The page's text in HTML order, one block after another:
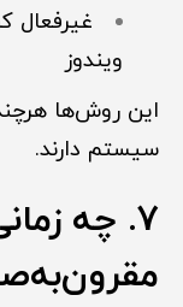
غیرفعال
ویندوز
این روش‌ها
سیستم دارند.
7. چه